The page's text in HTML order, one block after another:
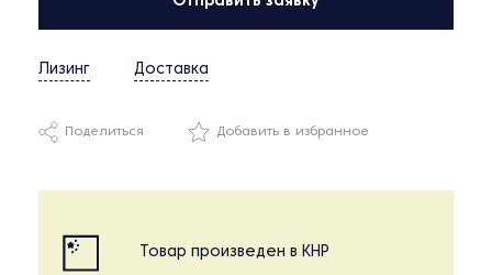
Лизинг Доставка
Поделиться Добавить в избранное
Товар произведен в КНР